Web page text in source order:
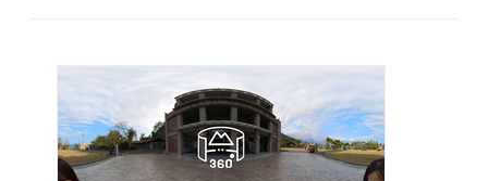
張家夥房，如今靜靜矗立在新埤的土地上，守
護著一段段關於家族、文化與客家精神的記
憶，也等待著更多人走進來，細細品味這段歷
久彌新的夥房故事。
充滿神秘氛圍。全區結合歷史、人文與自然，
是情感深厚的文化地景。